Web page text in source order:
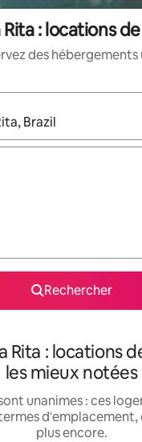
: locations
des hébergements
s'affichent, utilisez
Rechercher
Rita : locations
les mieux notées
unanimes : ces
plus encore.